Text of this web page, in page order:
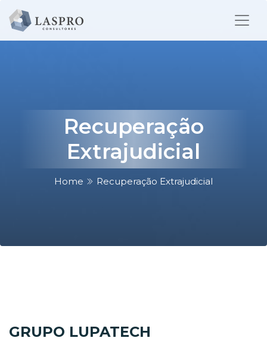
Recuperação
Extrajudicial
Home Recuperação Extrajudicial
GRUPO LUPATECH